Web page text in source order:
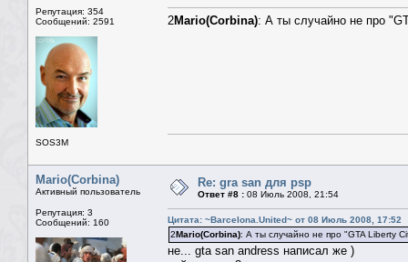
Репутация: 354
Сообщений: 2591
SOS3M
2Mario(Corbina): А ты случайно не про
Mario(Corbina)
Активный пользователь
Репутация: 3
Сообщений: 160
Re: gra san для psp
Ответ #8 : 08 Июль 2008, 21:54
Цитата: ~Barcelona.United~ от 08 Июль 2008, 17:52
2Mario(Corbina): А ты случайно не про "GTA Liberty
не... gta san andress написал же )